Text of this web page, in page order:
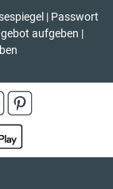
| Passwort
aufgeben |